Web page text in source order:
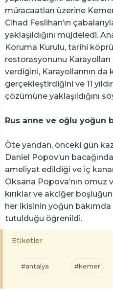
müracaatları üzerine
Cihad Feslihan’ın
yaklaşıldığını müjdeledi.
Koruma Kurulu, tarihi
restorasyonunu
verdiğini, Karayollarının
gerçekleştirdiğini ve 11
çözümüne yaklaşıldığını
Rus anne ve oğlu yoğun
Öte yandan, önceki gün
Daniel Popov’un
ameliyat edildiği ve iç
Oksana Popova’nın
kırıklar ve akciğer
her ikisinin yoğun
tutulduğu öğrenildi.
Etiketler
#antalya #kemer